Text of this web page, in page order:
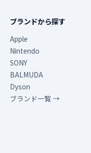
ブランドから探す
Apple
Nintendo
SONY
BALMUDA
Dyson
ブランド一覧 →